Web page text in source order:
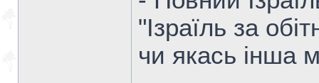
"Ізраїль за
чи якась інша